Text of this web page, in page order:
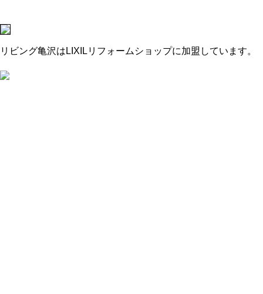
リビング亀沢はLIXILリフォームショップに加盟しています。